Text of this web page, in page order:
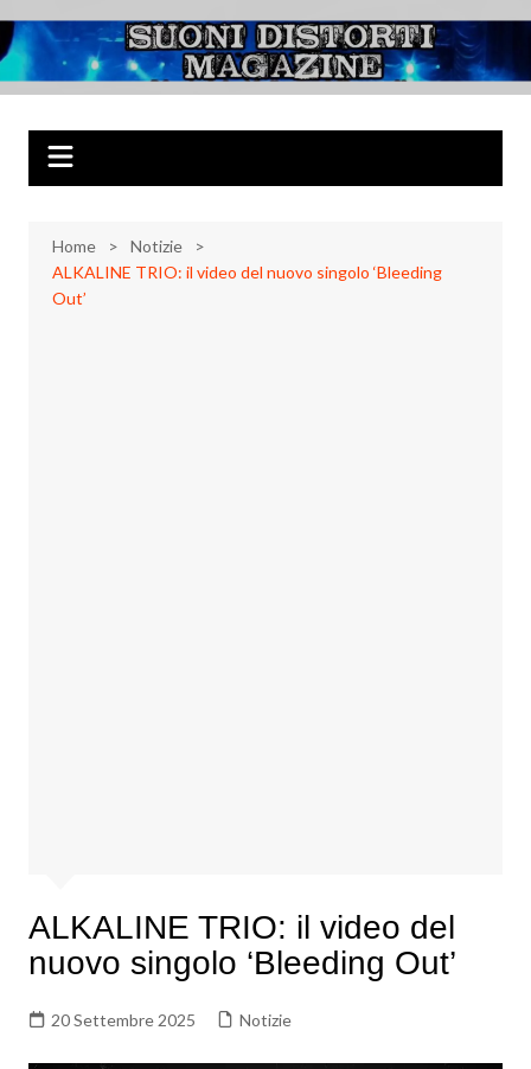
al
contenuto
Suoni Distorti
Magazine
Musica Rock, Metal, Punk e varie sonorità alternative
Home
Notizie
ALKALINE TRIO: il video del nuovo singolo ‘Bleeding
Out’
ALKALINE TRIO: il video del
nuovo singolo ‘Bleeding Out’
20 Settembre 2025 Notizie